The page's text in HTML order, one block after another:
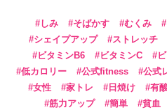
しみ そばかす むくみ
シェイプアップ
ストレッチ
ビタミンB6
ビタミンC
低カロリー
公式fitness 公式
女性
家トレ 日焼け 有
筋力アップ
簡単 貧血